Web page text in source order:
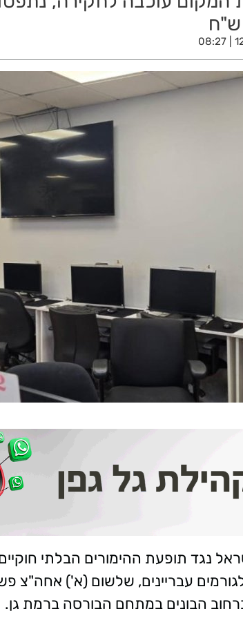
נגד תופעת ההימורים הבלתי
עבריינים, שלשום (א') אחה"צ
הבונים במתחם הבורסה ברמת גן.